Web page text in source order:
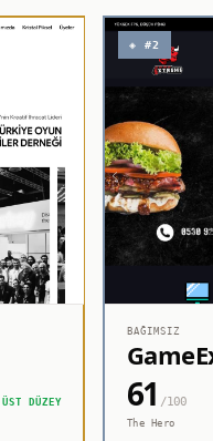
ÜST DÜZEY
◈ #2
BAĞIMSIZ
61 /100
The Hero